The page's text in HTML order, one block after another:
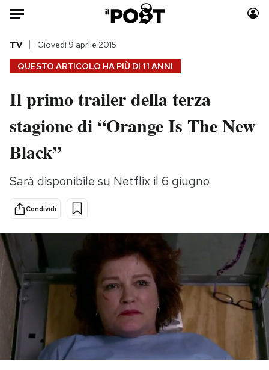
HOME
Italia
Politica
Tecnologia
Scienza
Cultura
Economia
Moda
Consumismi
Media
Mondiali calcio 2026
NEWSLETTER
QUESTO ARTICOLO HA PIÙ DI 11 ANNI
TV Giovedì 9 aprile 2015
Il primo trailer della terza
stagione di “Orange Is The New
Black”
Sarà disponibile su Netflix il 6 giugno
Condividi